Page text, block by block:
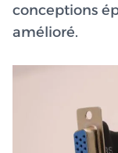
conceptions
amélioré.